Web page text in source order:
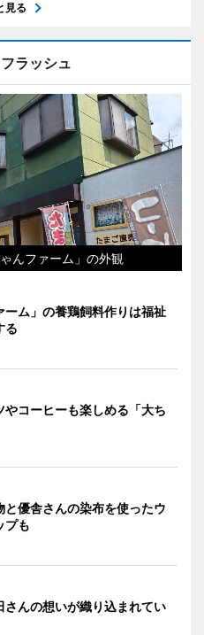
見る
ラッシュ
んファーム」の外観
ーム」の養鶏飼料作りは福祉
る
やコーヒーも楽しめる「大ち
と優舎さんの染布を使ったウ
プも
さんの想いが織り込まれてい